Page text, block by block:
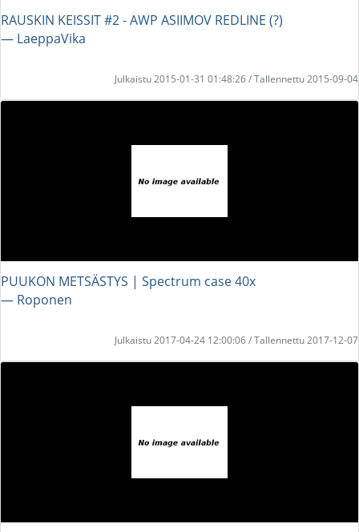
RAUSKIN KEISSIT #2 - AWP ASIIMOV REDLINE (?)
― LaeppaVika
Julkaistu 2015-01-31 01:48:26 / Tallennettu 2015-09-04
PUUKON METSÄSTYS | Spectrum case 40x
― Roponen
Julkaistu 2017-04-24 12:00:06 / Tallennettu 2017-12-07